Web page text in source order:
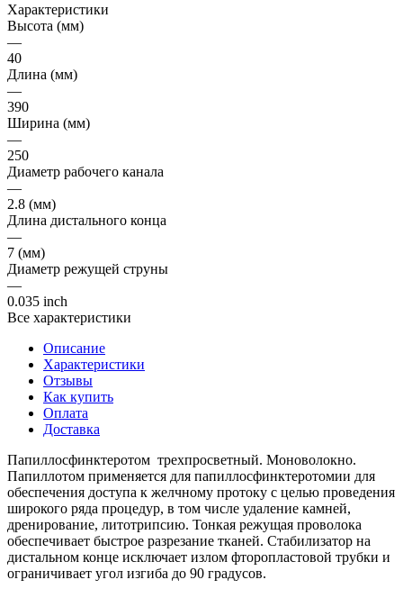
Характеристики
Высота (мм)
—
40
Длина (мм)
—
390
Ширина (мм)
—
250
Диаметр рабочего канала
—
2.8 (мм)
Длина дистального конца
—
7 (мм)
Диаметр режущей струны
—
0.035 inch
Все характеристики
Описание
Характеристики
Отзывы
Как купить
Оплата
Доставка
Папиллосфинктеротом трехпросветный. Моноволокно.
Папиллотом применяется для папиллосфинктеротомии для
обеспечения доступа к желчному протоку с целью проведения
широкого ряда процедур, в том числе удаление камней,
дренирование, литотрипсию. Тонкая режущая проволока
обеспечивает быстрое разрезание тканей. Стабилизатор на
дистальном конце исключает излом фторопластовой трубки и
ограничивает угол изгиба до 90 градусов.